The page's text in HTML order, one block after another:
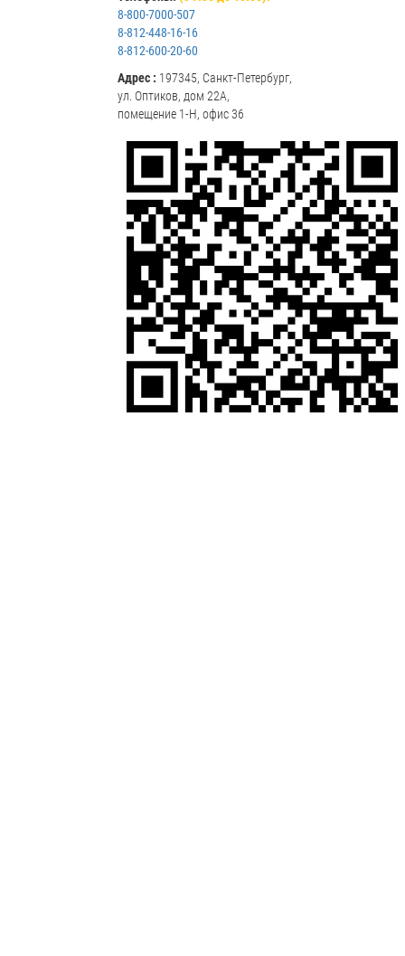
8-800-7000-507
8-812-448-16-16
8-812-600-20-60
Адрес : 197345, Санкт-Петербург,
ул. Оптиков, дом 22А,
помещение 1-Н, офис 36